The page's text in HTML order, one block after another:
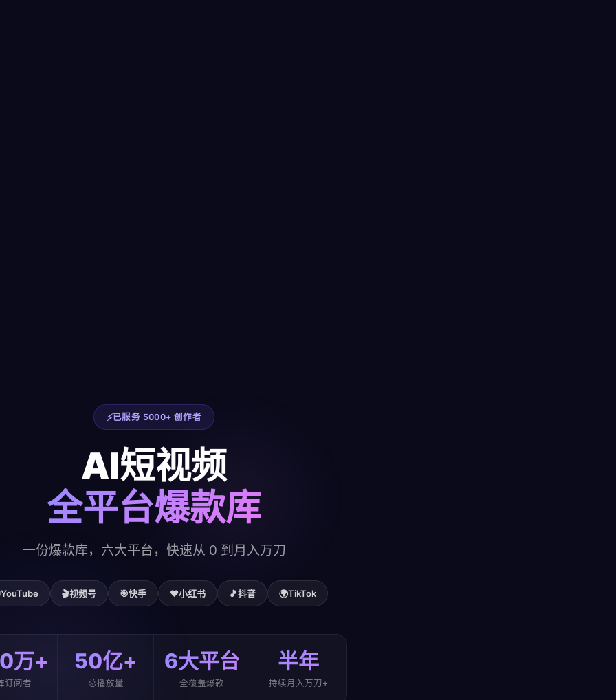
已服务 5000+ 创作者
AI短视频
全平台爆款库
一份爆款库，六大平台，快速从 0 到月入万刀
YouTube 🎬视频号 🎯快手 ❤️小红书 🎵抖音 🌍TikTok
万+
订阅者
50亿+
总播放量
6大平台
全覆盖爆款
半年
持续月入万刀+